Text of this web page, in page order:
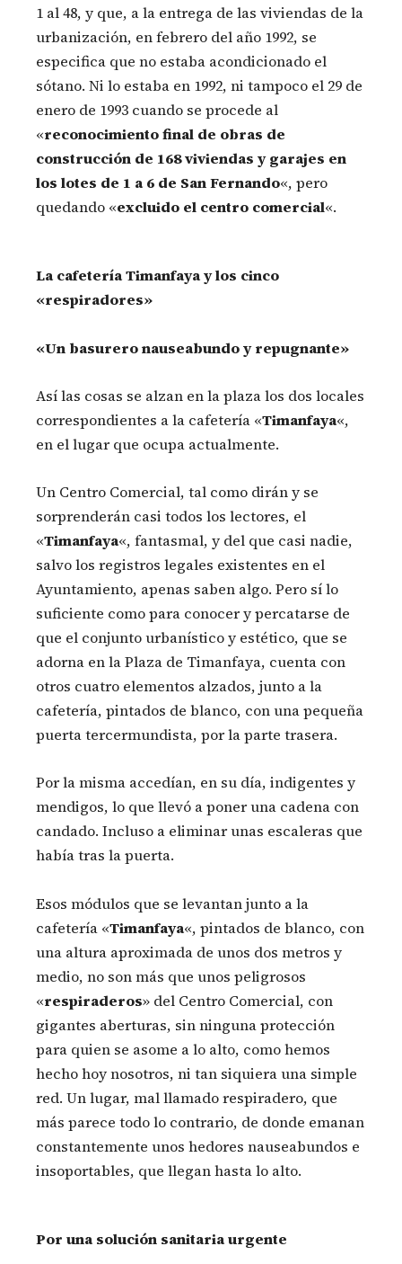
1 al 48, y que, a la entrega de las viviendas de la
urbanización, en febrero del año 1992, se
especifica que no estaba acondicionado el
sótano. Ni lo estaba en 1992, ni tampoco el 29 de
enero de 1993 cuando se procede al
«reconocimiento final de obras de
construcción de 168 viviendas y garajes en
los lotes de 1 a 6 de San Fernando«, pero
quedando «excluido el centro comercial«.
La cafetería Timanfaya y los cinco
«respiradores»
«Un basurero nauseabundo y repugnante»
Así las cosas se alzan en la plaza los dos locales
correspondientes a la cafetería «Timanfaya«,
en el lugar que ocupa actualmente.
Un Centro Comercial, tal como dirán y se
sorprenderán casi todos los lectores, el
«Timanfaya«, fantasmal, y del que casi nadie,
salvo los registros legales existentes en el
Ayuntamiento, apenas saben algo. Pero sí lo
suficiente como para conocer y percatarse de
que el conjunto urbanístico y estético, que se
adorna en la Plaza de Timanfaya, cuenta con
otros cuatro elementos alzados, junto a la
cafetería, pintados de blanco, con una pequeña
puerta tercermundista, por la parte trasera.
Por la misma accedían, en su día, indigentes y
mendigos, lo que llevó a poner una cadena con
candado. Incluso a eliminar unas escaleras que
había tras la puerta.
Esos módulos que se levantan junto a la
cafetería «Timanfaya«, pintados de blanco, con
una altura aproximada de unos dos metros y
medio, no son más que unos peligrosos
«respiraderos» del Centro Comercial, con
gigantes aberturas, sin ninguna protección
para quien se asome a lo alto, como hemos
hecho hoy nosotros, ni tan siquiera una simple
red. Un lugar, mal llamado respiradero, que
más parece todo lo contrario, de donde emanan
constantemente unos hedores nauseabundos e
insoportables, que llegan hasta lo alto.
Por una solución sanitaria urgente